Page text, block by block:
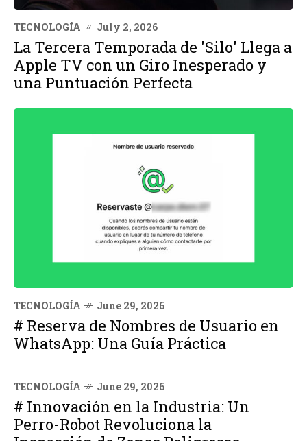
TECNOLOGÍA July 2, 2026
La Tercera Temporada de 'Silo' Llega a
Apple TV con un Giro Inesperado y
una Puntuación Perfecta
TECNOLOGÍA June 29, 2026
# Reserva de Nombres de Usuario en
WhatsApp: Una Guía Práctica
TECNOLOGÍA June 29, 2026
# Innovación en la Industria: Un
Perro-Robot Revoluciona la